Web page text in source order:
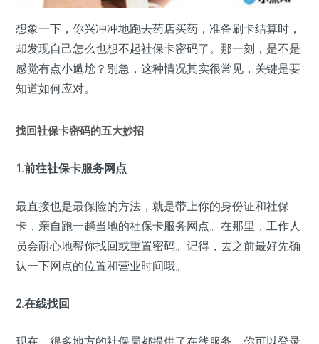
想象一下，你兴冲冲地跑去药店买药，准备刷卡结算时，
却发现自己怎么也想不起社保卡密码了。那一刻，是不是
感觉有点小尴尬？别急，这种情况其实很常见，关键是要
知道如何应对。
找回社保卡密码的五大妙招
1.前往社保卡服务网点
最直接也是最保险的方法，就是带上你的身份证和社保
卡，亲自跑一趟当地的社保卡服务网点。在那里，工作人
员会耐心地帮你找回或重置密码。记得，去之前最好先确
认一下网点的位置和营业时间哦。
2.在线找回